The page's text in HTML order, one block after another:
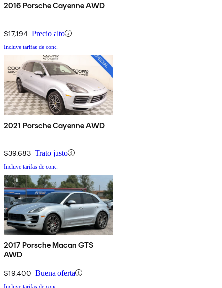
2016 Porsche Cayenne AWD
$17,194 Precio alto
Incluye tarifas de conc.
2021 Porsche Cayenne AWD
$39,683 Trato justo
Incluye tarifas de conc.
2017 Porsche Macan GTS
AWD
$19,400 Buena oferta
Incluye tarifas de conc.